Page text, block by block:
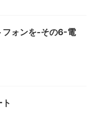
フォンを-その6-電